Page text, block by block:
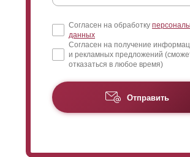
Согласен на обработку
данных
Согласен на получение
и рекламных предложений
отказаться в любое время)
Отправить